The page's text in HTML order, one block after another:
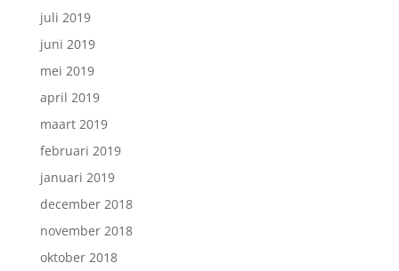
juli 2019
juni 2019
mei 2019
april 2019
maart 2019
februari 2019
januari 2019
december 2018
november 2018
oktober 2018